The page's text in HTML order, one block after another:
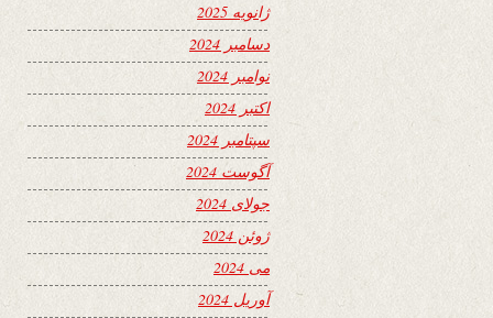
ژانویه 2025
دسامبر 2024
نوامبر 2024
اکتبر 2024
سپتامبر 2024
آگوست 2024
جولای 2024
ژوئن 2024
می 2024
آوریل 2024